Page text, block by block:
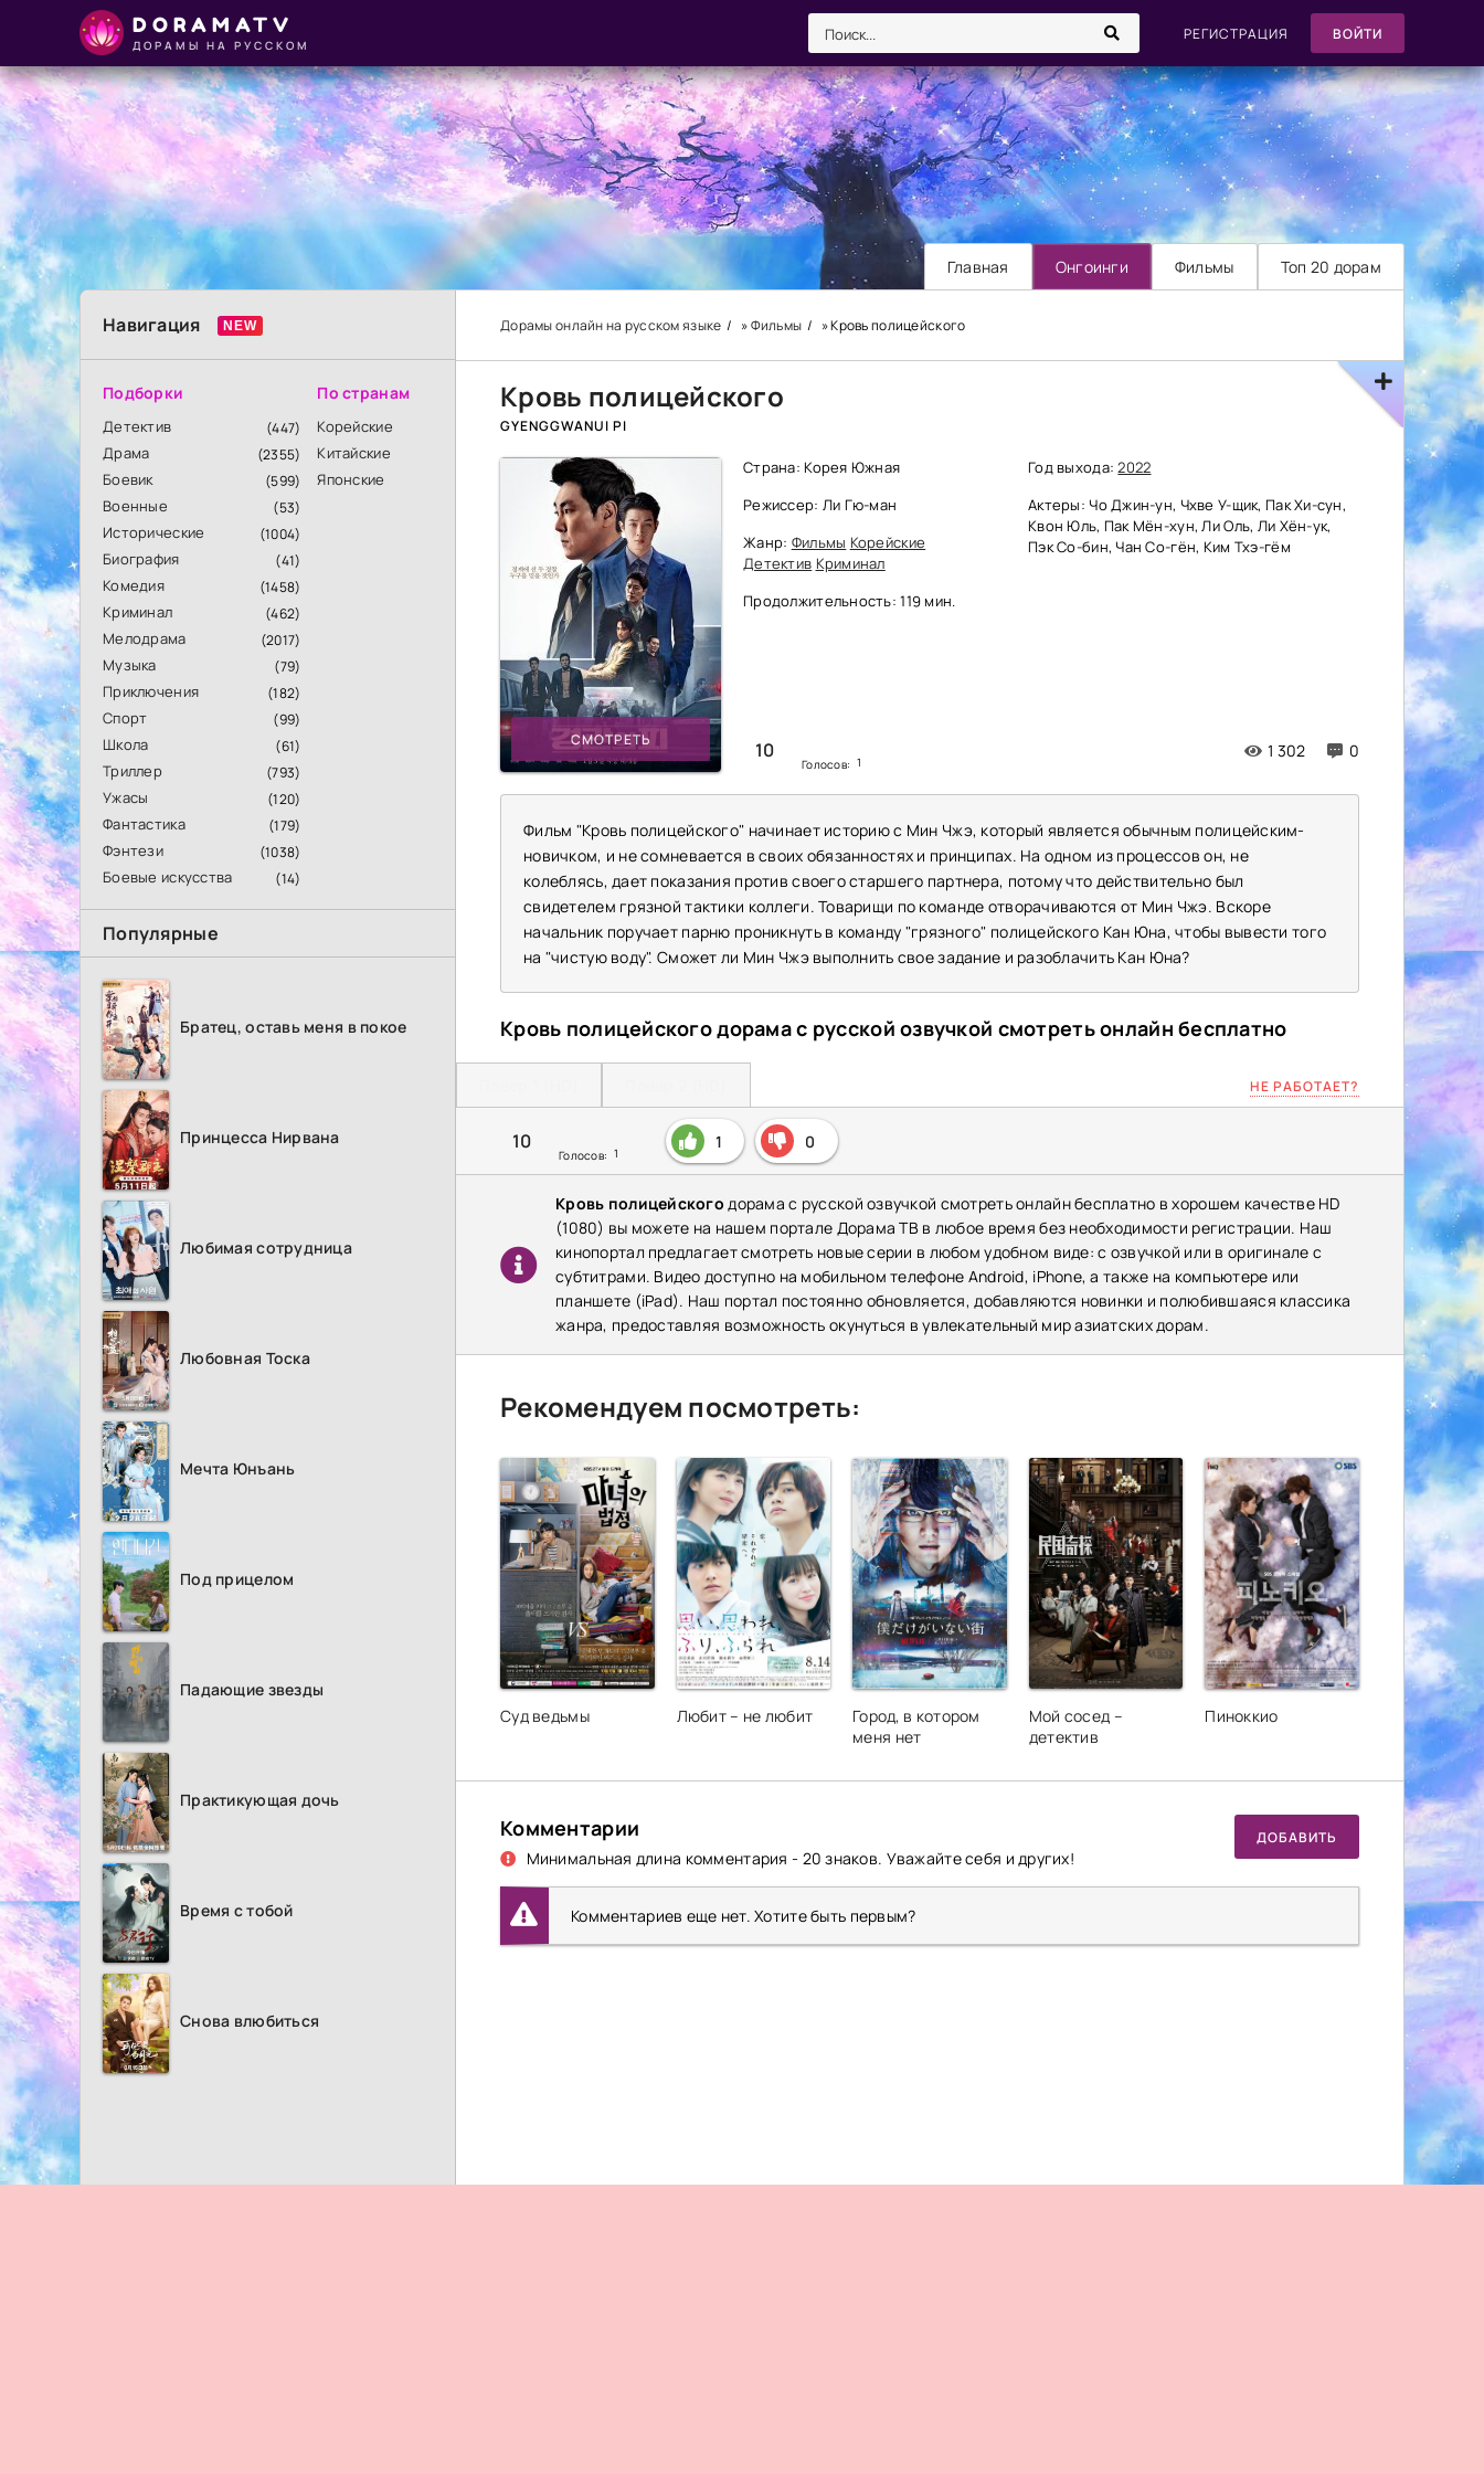
DORAMATV
ДОРАМЫ НА РУССКОМ
РЕГИСТРАЦИЯ ВОЙТИ
Главная Онгоинги Фильмы Топ 20 дорам
Навигация
Подборки
Детектив (447)
Драма (2355)
Боевик (599)
Военные (53)
Исторические (1004)
Биография (41)
Комедия (1458)
Криминал (462)
Мелодрама (2017)
Музыка (79)
Приключения (182)
Спорт (99)
Школа (61)
Триллер (793)
Ужасы (120)
Фантастика (179)
Фэнтези (1038)
Боевые искусства (14)
По странам
Корейские
Китайские
Японские
Популярные
Братец, оставь меня в покое
Принцесса Нирвана
Любимая сотрудница
Любовная Тоска
Мечта Юнъань
Под прицелом
Падающие звезды
Практикующая дочь
Время с тобой
Снова влюбиться
Дорамы онлайн на русском языке »Фильмы » Кровь полицейского
Кровь полицейского
GYENGGWANUI PI
СМОТРЕТЬ
Страна: Корея Южная
Режиссер: Ли Гю-ман
Жанр: Фильмы Корейские
Детектив Криминал
Продолжительность: 119 мин.
10
Голосов: 1
1 302 0
Год выхода:2022
Актеры: Чо Джин-ун, Чхве У-щик, Пак Хи-сун,
Квон Юль, Пак Мён-хун, Ли Оль, Ли Хён-ук,
Пэк Со-бин, Чан Со-гён, Ким Тхэ-гём
Фильм "Кровь полицейского" начинает историю с Мин Чжэ, который является обычным полицейским-
новичком, и не сомневается в своих обязанностях и принципах. На одном из процессов он, не
колеблясь, дает показания против своего старшего партнера, потому что действительно был
свидетелем грязной тактики коллеги. Товарищи по команде отворачиваются от Мин Чжэ. Вскоре
начальник поручает парню проникнуть в команду "грязного" полицейского Кан Юна, чтобы вывести того
на "чистую воду". Сможет ли Мин Чжэ выполнить свое задание и разоблачить Кан Юна?
Кровь полицейского дорама с русской озвучкой смотреть онлайн бесплатно
НЕ РАБОТАЕТ?
10
Голосов: 1
1 0
Кровь полицейского дорама с русской озвучкой смотреть онлайн бесплатно в хорошем качестве HD
(1080) вы можете на нашем портале Дорама ТВ в любое время без необходимости регистрации. Наш
кинопортал предлагает смотреть новые серии в любом удобном виде: с озвучкой или в оригинале с
субтитрами. Видео доступно на мобильном телефоне Android, iPhone, а также на компьютере или
планшете (iPad). Наш портал постоянно обновляется, добавляются новинки и полюбившаяся классика
жанра, предоставляя возможность окунуться в увлекательный мир азиатских дорам.
Рекомендуем посмотреть:
Суд ведьмы Любит – не любит
Город, в котором
меня нет
Мой сосед –
детектив
Пиноккио
Комментарии
Минимальная длина комментария - 20 знаков. Уважайте себя и других!
ДОБАВИТЬ
Комментариев еще нет. Хотите быть первым?